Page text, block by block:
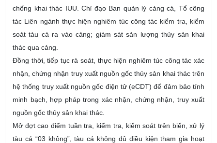
chống khai thác IUU.
Chỉ đạo Ban quản lý cảng cá, Tổ công
tác Liên ngành thực hiện nghiêm túc công tác kiểm tra, kiểm
soát tàu cá ra vào cảng; giám sát sản lượng thủy sản khai
thác qua cảng.
Đồng thời, tiếp tục rà soát, thực hiện nghiêm túc công tác xác
nhận, chứng nhận truy xuất nguồn gốc thủy sản khai thác trên
hệ thống truy xuất nguồn gốc điện tử (eCDT) để đảm bảo tính
minh bạch, hợp pháp trong xác nhận, chứng nhận, truy xuất
nguồn gốc thủy sản khai thác.
Mở đợt cao điểm tuần tra, kiểm tra, kiểm soát trên biển, xử lý
tàu cá “03 không”, tàu cá không đủ điều kiện tham gia hoạt